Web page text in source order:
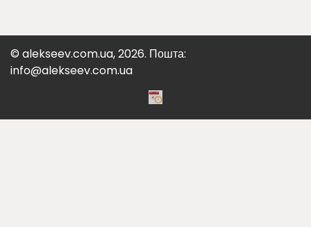
© alekseev.com.ua, 2026. Пошта:
info@alekseev.com.ua